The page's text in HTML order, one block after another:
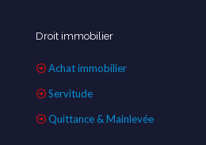
Droit immobilier
Achat immobilier
Servitude
Quittance & Mainlevée